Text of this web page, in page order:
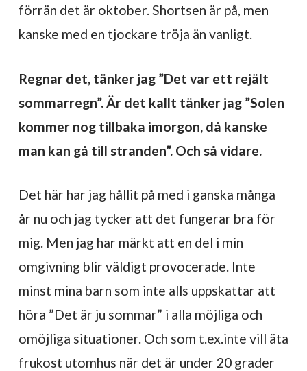
förrän det är oktober. Shortsen är på, men
kanske med en tjockare tröja än vanligt.
Regnar det, tänker jag ”Det var ett rejält
sommarregn”. Är det kallt tänker jag ”Solen
kommer nog tillbaka imorgon, då kanske
man kan gå till stranden”. Och så vidare.
Det här har jag hållit på med i ganska många
år nu och jag tycker att det fungerar bra för
mig. Men jag har märkt att en del i min
omgivning blir väldigt provocerade. Inte
minst mina barn som inte alls uppskattar att
höra ”Det är ju sommar” i alla möjliga och
omöjliga situationer. Och som t.ex.inte vill äta
frukost utomhus när det är under 20 grader